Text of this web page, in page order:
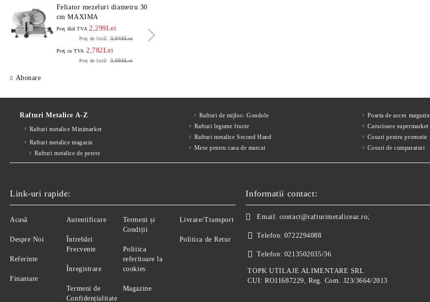
Feliator mezeluri diametru 30
cm MAXIMA
Preţ fără TVA 2,299Lei
Preț de listă: 3,046Lei
Preţ cu TVA 2,782Lei
Preț de listă: 3,686Lei
Abonare
Rafturi Metalice A-Z
Rafturi metalice Minimarket
Rafturi metalice magazin
Rafturi metalice de perete
Rafturi de mijloc- Gondole
Rafturi legume fructe
Rafturi metalice Second Hand
Mese pentru casa de marcat
Poarta de acces magazin
Carucioare supermarket
Cosuri pentru promotie
Cosuri de cumparaturi
Link-uri rapide:
Acasă
Despre Noi
Referinte
Finantare
Autentificare
Întrebări
Frecvente
Înregistrare
Termeni de
Confidențialitate
Termeni și
Condiții
Politica
referitoare la
cookies
Magazine
Livrare/Transport
Politica de Retur
Informatii contact:
Email: contact@rafturimetaliceaz.ro;
Telefon: 0722294088
Telefon: 0213502035/36
TOPK UTILAJE ALIMENTARE SRL
CUI: RO11687229, Reg. Com. J23/3664/2013